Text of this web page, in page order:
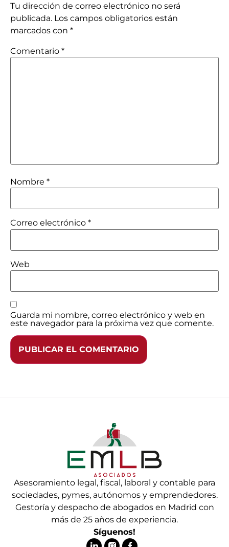
Tu dirección de correo electrónico no será
publicada. Los campos obligatorios están
marcados con *
Comentario *
Nombre *
Correo electrónico *
Web
Guarda mi nombre, correo electrónico y web en
este navegador para la próxima vez que comente.
Asesoramiento legal, fiscal, laboral y contable para
sociedades, pymes, autónomos y emprendedores.
Gestoría y despacho de abogados en Madrid con
más de 25 años de experiencia.
Síguenos!